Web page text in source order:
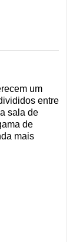
um
entre
sala de
de
mais